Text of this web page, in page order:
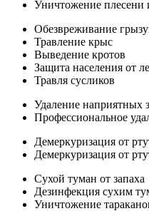
Уничтожение плесени
Обезвреживание
Травление крыс
Выведение кротов
Защита населения от
Травля сусликов
Удаление наприятных
Профессиональное
Демеркуризация от
Демеркуризация от
Сухой туман от запаха
Дезинфекция сухим
Уничтожение